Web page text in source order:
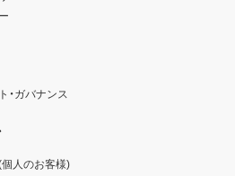
・ガバナンス
人のお客様)